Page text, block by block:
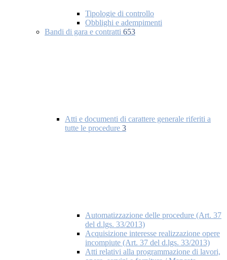
Tipologie di controllo
Obblighi e adempimenti
Bandi di gara e contratti 653
Atti e documenti di carattere generale riferiti a
tutte le procedure 3
Automatizzazione delle procedure (Art. 37
del d.lgs. 33/2013)
Acquisizione interesse realizzazione opere
incompiute (Art. 37 del d.lgs. 33/2013)
Atti relativi alla programmazione di lavori,